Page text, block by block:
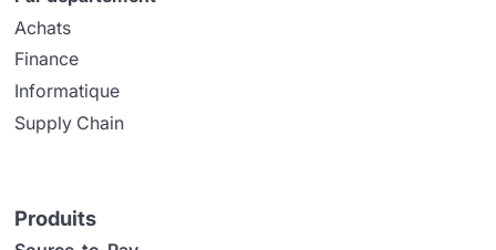
Achats
Finance
Informatique
Supply Chain
Produits